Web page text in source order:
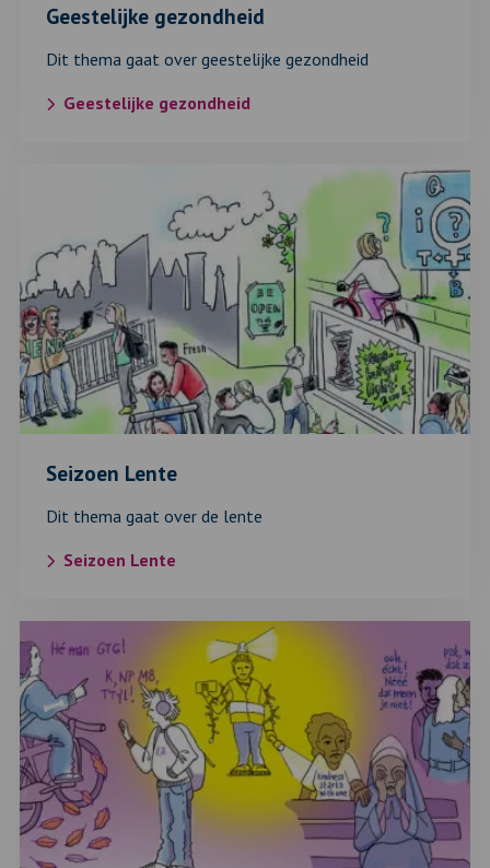
Geestelijke gezondheid
Dit thema gaat over geestelijke gezondheid
Geestelijke gezondheid
Seizoen Lente
Dit thema gaat over de lente
Seizoen Lente
Seizoen
Lente
verder
over:
Seizoen
Herfst